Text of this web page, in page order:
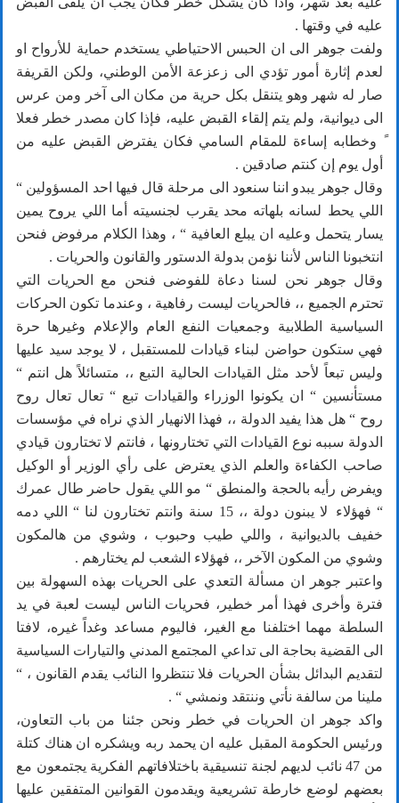
عليه في وقتها .
ولفت جوهر الى ان الحبس الاحتياطي يستخدم حماية للأرواح او
لعدم إثارة أمور تؤدي الى زعزعة الأمن الوطني، ولكن القريفة
صار له شهر وهو يتنقل بكل حرية من مكان الى آخر ومن عرس
الى ديوانية، ولم يتم إلقاء القبض عليه، فإذا كان مصدر خطر فعلا
ً وخطابه إساءة للمقام السامي فكان يفترض القبض عليه من
أول يوم إن كنتم صادقين .
وقال جوهر يبدو اننا سنعود الى مرحلة قال فيها احد المسؤولين “
اللي يحط لسانه بلهاته محد يقرب لجنسيته أما اللي يروح يمين
يسار يتحمل وعليه ان يبلع العافية “ ، وهذا الكلام مرفوض فنحن
انتخبونا الناس لأننا نؤمن بدولة الدستور والقانون والحريات .
وقال جوهر نحن لسنا دعاة للفوضى فنحن مع الحريات التي
تحترم الجميع ،، فالحريات ليست رفاهية ، وعندما تكون الحركات
السياسية الطلابية وجمعيات النفع العام والإعلام وغيرها حرة
فهي ستكون حواضن لبناء قيادات للمستقبل ، لا يوجد سيد عليها
وليس تبعاً لأحد مثل القيادات الحالية التبع ،، متسائلاً هل انتم “
مستأنسين “ ان يكونوا الوزراء والقيادات تبع “ تعال تعال روح
روح “ هل هذا يفيد الدولة ،، فهذا الانهيار الذي نراه في مؤسسات
الدولة سببه نوع القيادات التي تختارونها ، فانتم لا تختارون قيادي
صاحب الكفاءة والعلم الذي يعترض على رأي الوزير أو الوكيل
ويفرض رأيه بالحجة والمنطق “ مو اللي يقول حاضر طال عمرك
“ فهؤلاء لا يبنون دولة ،، 15 سنة وانتم تختارون لنا “ اللي دمه
خفيف بالديوانية ، واللي طيب وحبوب ، وشوي من هالمكون
وشوي من المكون الآخر ،، فهؤلاء الشعب لم يختارهم .
واعتبر جوهر ان مسألة التعدي على الحريات بهذه السهولة بين
فترة وأخرى فهذا أمر خطير، فحريات الناس ليست لعبة في يد
السلطة مهما اختلفنا مع الغير، فاليوم مساعد وغداً غيره، لافتا
الى القضية بحاجة الى تداعي المجتمع المدني والتيارات السياسية
لتقديم البدائل بشأن الحريات فلا تنتظروا النائب يقدم القانون ، “
ملينا من سالفة نأتي وننتقد ونمشي “ .
واكد جوهر ان الحريات في خطر ونحن جئنا من باب التعاون،
ورئيس الحكومة المقبل عليه ان يحمد ربه ويشكره ان هناك كتلة
من 47 نائب لديهم لجنة تنسيقية باختلافاتهم الفكرية يجتمعون مع
بعضهم لوضع خارطة تشريعية ويقدمون القوانين المتفقين عليها